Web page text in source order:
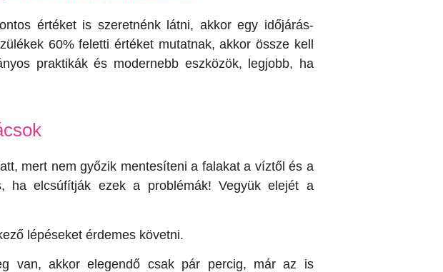
értéket is szeretnénk látni, akkor egy időjárás-
60% feletti értéket mutatnak, akkor össze kell
praktikák és modernebb eszközök, legjobb, ha
mert nem győzik mentesíteni a falakat a víztől és a
ha elcsúfítják ezek a problémák! Vegyük elejét a
lépéseket érdemes követni.
van, akkor elegendő csak pár percig, már az is